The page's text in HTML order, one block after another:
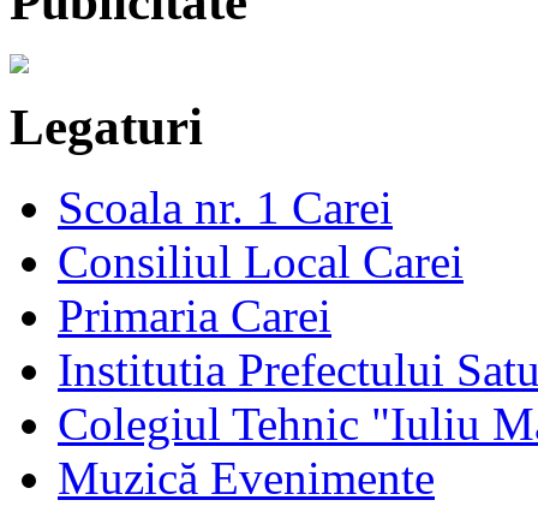
Legaturi
Scoala nr. 1 Carei
Consiliul Local Carei
Primaria Carei
Institutia Prefectului
Colegiul Tehnic "Iuliu
Muzică Evenimente